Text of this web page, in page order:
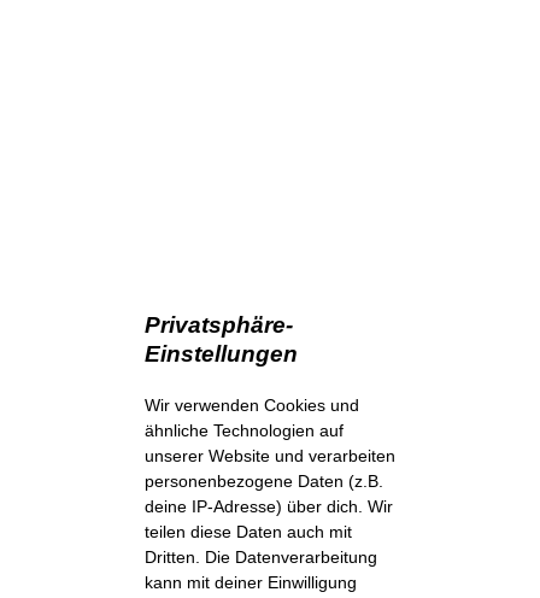
Privatsphäre-
Einstellungen
Wir verwenden Cookies und
ähnliche Technologien auf
unserer Website und verarbeiten
personenbezogene Daten (z.B.
deine IP-Adresse) über dich. Wir
teilen diese Daten auch mit
Dritten. Die Datenverarbeitung
kann mit deiner Einwilligung